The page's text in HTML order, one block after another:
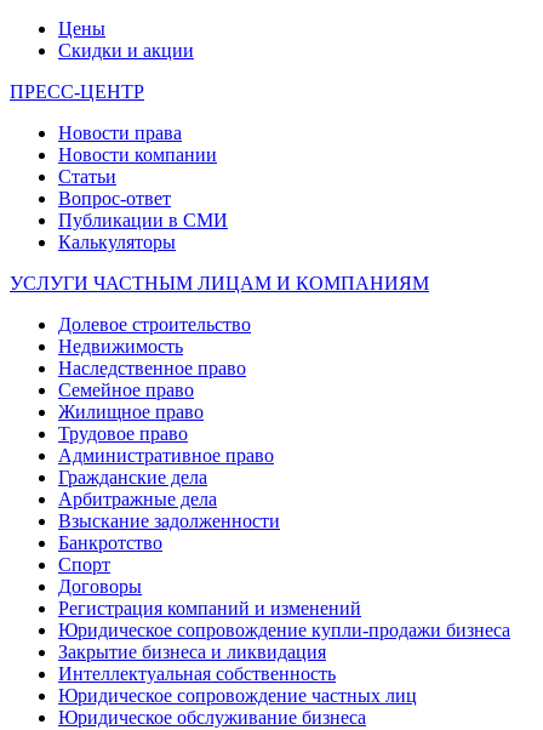
Цены
Скидки и акции
ПРЕСС-ЦЕНТР
Новости права
Новости компании
Статьи
Вопрос-ответ
Публикации в СМИ
Калькуляторы
УСЛУГИ ЧАСТНЫМ ЛИЦАМ И КОМПАНИЯМ
Долевое строительство
Недвижимость
Наследственное право
Семейное право
Жилищное право
Трудовое право
Административное право
Гражданские дела
Арбитражные дела
Взыскание задолженности
Банкротство
Спорт
Договоры
Регистрация компаний и изменений
Юридическое сопровождение купли-продажи бизнеса
Закрытие бизнеса и ликвидация
Интеллектуальная собственность
Юридическое сопровождение частных лиц
Юридическое обслуживание бизнеса